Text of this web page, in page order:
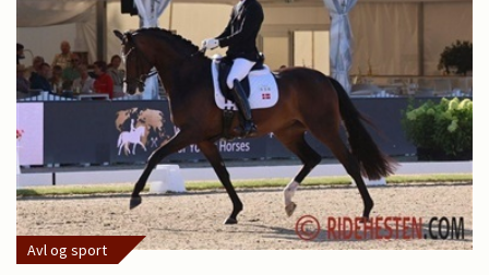
Avl og sport